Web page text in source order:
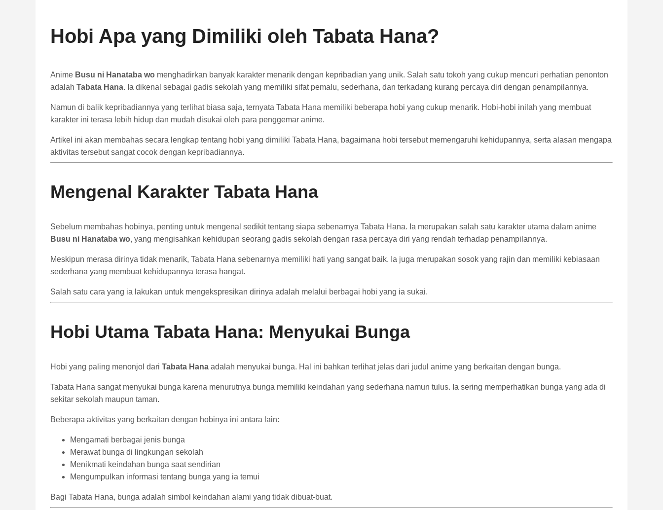
Hobi Apa yang Dimiliki oleh Tabata Hana?
Anime Busu ni Hanataba wo menghadirkan banyak karakter menarik dengan kepribadian yang unik. Salah satu tokoh yang cukup mencuri perhatian penonton
adalah Tabata Hana. Ia dikenal sebagai gadis sekolah yang memiliki sifat pemalu, sederhana, dan terkadang kurang percaya diri dengan penampilannya.
Namun di balik kepribadiannya yang terlihat biasa saja, ternyata Tabata Hana memiliki beberapa hobi yang cukup menarik. Hobi-hobi inilah yang membuat
karakter ini terasa lebih hidup dan mudah disukai oleh para penggemar anime.
Artikel ini akan membahas secara lengkap tentang hobi yang dimiliki Tabata Hana, bagaimana hobi tersebut memengaruhi kehidupannya, serta alasan mengapa
aktivitas tersebut sangat cocok dengan kepribadiannya.
Mengenal Karakter Tabata Hana
Sebelum membahas hobinya, penting untuk mengenal sedikit tentang siapa sebenarnya Tabata Hana. Ia merupakan salah satu karakter utama dalam anime
Busu ni Hanataba wo, yang mengisahkan kehidupan seorang gadis sekolah dengan rasa percaya diri yang rendah terhadap penampilannya.
Meskipun merasa dirinya tidak menarik, Tabata Hana sebenarnya memiliki hati yang sangat baik. Ia juga merupakan sosok yang rajin dan memiliki kebiasaan
sederhana yang membuat kehidupannya terasa hangat.
Salah satu cara yang ia lakukan untuk mengekspresikan dirinya adalah melalui berbagai hobi yang ia sukai.
Hobi Utama Tabata Hana: Menyukai Bunga
Hobi yang paling menonjol dari Tabata Hana adalah menyukai bunga. Hal ini bahkan terlihat jelas dari judul anime yang berkaitan dengan bunga.
Tabata Hana sangat menyukai bunga karena menurutnya bunga memiliki keindahan yang sederhana namun tulus. Ia sering memperhatikan bunga yang ada di
sekitar sekolah maupun taman.
Beberapa aktivitas yang berkaitan dengan hobinya ini antara lain:
Mengamati berbagai jenis bunga
Merawat bunga di lingkungan sekolah
Menikmati keindahan bunga saat sendirian
Mengumpulkan informasi tentang bunga yang ia temui
Bagi Tabata Hana, bunga adalah simbol keindahan alami yang tidak dibuat-buat.